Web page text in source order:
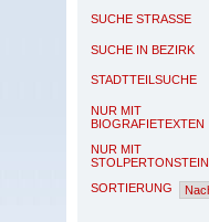
SUCHE STRASSE
SUCHE IN BEZIRK
STADTTEILSUCHE
NUR MIT
BIOGRAFIETEXTEN
NUR MIT
STOLPERTONSTEIN
SORTIERUNG